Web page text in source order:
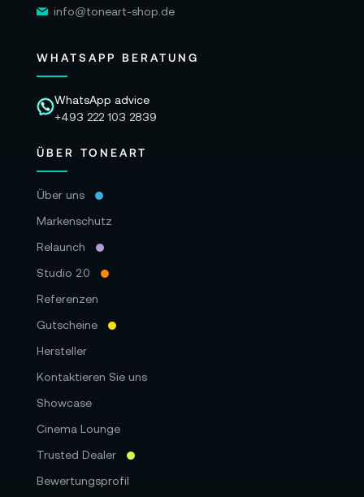
info@toneart-shop.de
WHATSAPP BERATUNG
WhatsApp advice
+493 222 103 2839
ÜBER TONEART
Über uns
Markenschutz
Relaunch
Studio 2.0
Referenzen
Gutscheine
Hersteller
Kontaktieren Sie uns
Showcase
Cinema Lounge
Trusted Dealer
Bewertungsprofil